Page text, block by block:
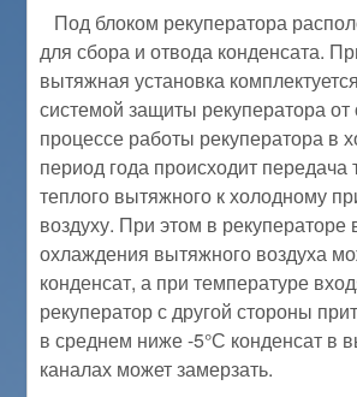
Под блоком рекуператора
для сбора и отвода конденсата.
вытяжная установка
системой защиты рекуператора
процессе работы рекуператора в
период года происходит передача
теплого вытяжного к холодному
воздуху. При этом в рекуператоре
охлаждения вытяжного воздуха
конденсат, а при температуре
рекуператор с другой стороны
в среднем ниже -5°С конденсат в
каналах может замерзать.